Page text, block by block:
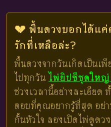
💔 พื้นดวงบอกได้แค่
รักที่เหลือล่ะ?
พื้นดวงจากวันเกิดเป็นเพี
ไปทุกวัน ไพ่ยิปซีชุดใหญ่
ช่วงเวลานี้อย่างละเอียด
ตอบที่คุณอยากรู้ที่สุด อย่
กั้นหัวใจ ลองเปิดไพ่ดูดว